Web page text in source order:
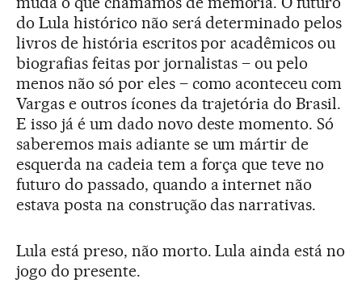
do Lula histórico não será determinado pelos
livros de história escritos por acadêmicos ou
biografias feitas por jornalistas – ou pelo
menos não só por eles – como aconteceu com
Vargas e outros ícones da trajetória do Brasil.
E isso já é um dado novo deste momento. Só
saberemos mais adiante se um mártir de
esquerda na cadeia tem a força que teve no
futuro do passado, quando a internet não
estava posta na construção das narrativas.
Lula está preso, não morto. Lula ainda está no
jogo do presente.